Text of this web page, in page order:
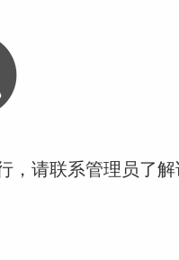
，请联系管理员了